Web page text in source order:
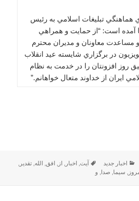
هماهنگي تبليغات اسلامي به رئيس
آمده است: “از حمايت و همراهي
مساعدت معاونان و مديران محترم
در برگزاري شايسته عيد انقلاب
روز افزونتان را در خدمت به نظام
ايران از خداوند متعال خواهانم.”
نویسندهدسته‌ها
اخبار جدید برچسب‌ها
آیت, اخبار, از, افق, الله,تقدیر,
, سیما,صدا, و